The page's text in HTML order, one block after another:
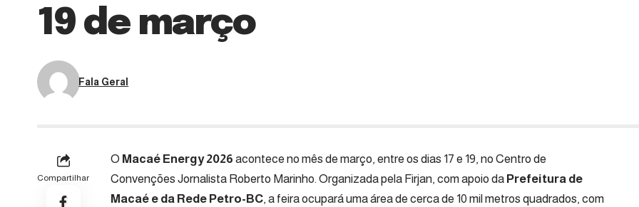
19 de março
Fala Geral
Compartilhar
O Macaé Energy 2026 acontece no mês de março, entre os dias 17 e 19, no Centro de
Convenções Jornalista Roberto Marinho. Organizada pela Firjan, com apoio da Prefeitura de
Macaé e da Rede Petro-BC, a feira ocupará uma área de cerca de 10 mil metros quadrados, com